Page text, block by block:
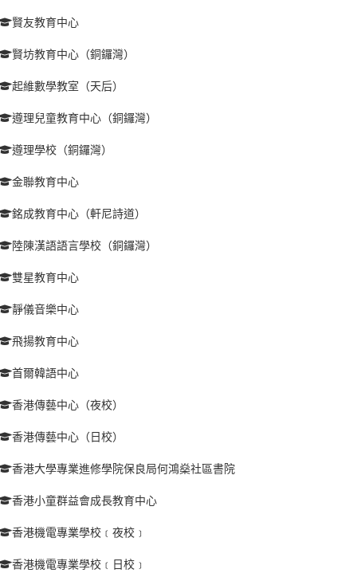
賢友教育中心
賢坊教育中心（銅鑼灣）
起維數學教室（天后）
遵理兒童教育中心（銅鑼灣）
遵理學校（銅鑼灣）
金聯教育中心
銘成教育中心（軒尼詩道）
陸陳漢語語言學校（銅鑼灣）
雙星教育中心
靜儀音樂中心
飛揚教育中心
首爾韓語中心
香港傳藝中心（夜校）
香港傳藝中心（日校）
香港大學專業進修學院保良局何鴻燊社區書院
香港小童群益會成長教育中心
香港機電專業學校﹝夜校﹞
香港機電專業學校﹝日校﹞